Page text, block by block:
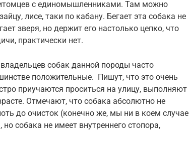
с единомышленниками. Там можно
лисе, таки по кабану. Бегает эта собака не
зверя, но держит его настолько цепко, что
практически нет.
собак данной породы часто
положительные. Пишут, что это очень
приучаются проситься на улицу, выполняют
Отмечают, что собака абсолютно не
до очисток (конечно же, мы ни в коем случае
собака не имеет внутреннего стопора,